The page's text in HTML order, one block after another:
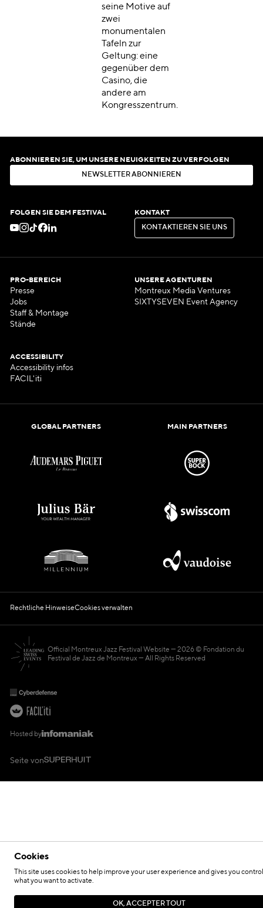
Cookies
This site uses cookies to help improve your user experience and gives you
what you want to activate.
OK, ACCEPTER TOUT
seine Motive auf
zwei
monumentalen
Tafeln zur
Geltung: eine
gegenüber dem
Casino, die
andere am
Kongresszentrum.
ABONNIEREN SIE, UM UNSERE NEUIGKEITEN ZU VERFOLGEN
N EWSLET ERABON N EREN
FOLGEN SIE DEM FESTIVAL KONTAKT
KON AKT EREN SI E UN S
KONTAKTIERENSIEUNS
PRO-BEREICH
Presse
Jobs
Staff & Montage
Stände
UNSERE AGENTUREN
Montreux Media Ventures
SIXTYSEVEN Event Agency
ACCESSIBILITY
Accessibility infos
FACIL'iti
GLOBAL PARTNERS MAIN PARTNERS
Rechtliche HinweiseCookies verwalten
Official Montreux Jazz Festival Website
2026 © Fondation du
Festival de Jazz de Montreux — All Rights Reserved
Hosted by
Seite von